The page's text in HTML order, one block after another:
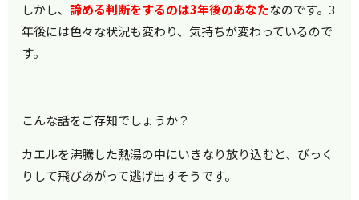
しかし、諦める判断をするのは3年後のあなたなのです。3
年後には色々な状況も変わり、気持ちが変わっているので
す。
こんな話をご存知でしょうか？
カエルを沸騰した熱湯の中にいきなり放り込むと、びっく
りして飛びあがって逃げ出すそうです。